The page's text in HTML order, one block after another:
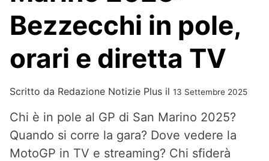
Bezzecchi in pole,
orari e diretta TV
Scritto da Redazione Notizie Plus il 13 Settembre 2025
Chi è in pole al GP di San Marino 2025?
Quando si corre la gara? Dove vedere la
MotoGP in TV e streaming? Chi sfiderà